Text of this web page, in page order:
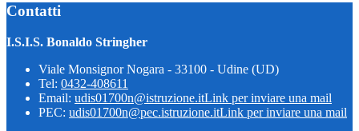
Contatti
I.S.I.S. Bonaldo Stringher
Viale Monsignor Nogara - 33100 - Udine (UD)
Tel: 0432-408611
Email: udis01700n@istruzione.itLink per inviare una mail
PEC: udis01700n@pec.istruzione.itLink per inviare una mail